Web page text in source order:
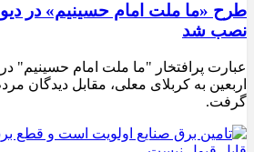
طرح «ما ملت امام حسینیم» در
نصب شد
عبارت پرافتخار "ما ملت امام حسینیم"
اربعین به کربلای معلی، مقابل دیدگان
گرفت.